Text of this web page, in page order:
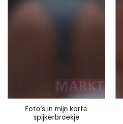
Foto’s in mijn korte
spijkerbroekje